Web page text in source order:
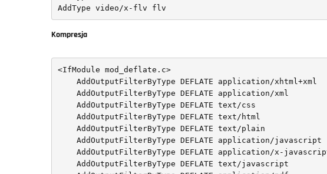
AddType video/x-flv flv
Kompresja
<IfModule mod_deflate.c>